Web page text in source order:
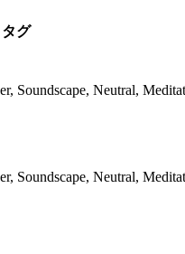
タグ
Soundscape, Neutral,
Soundscape, Neutral,